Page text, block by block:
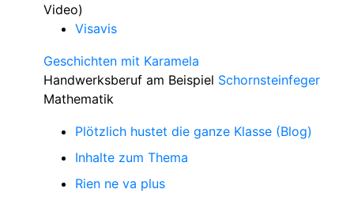
Video)
Visavis
Geschichten mit Karamela
Handwerksberuf am Beispiel Schornsteinfeger
Mathematik
Plötzlich hustet die ganze Klasse (Blog)
Inhalte zum Thema
Rien ne va plus